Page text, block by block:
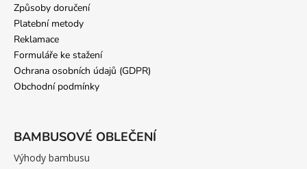
Způsoby doručení
Platební metody
Reklamace
Formuláře ke stažení
Ochrana osobních údajů (GDPR)
Obchodní podmínky
BAMBUSOVÉ OBLEČENÍ
Výhody bambusu